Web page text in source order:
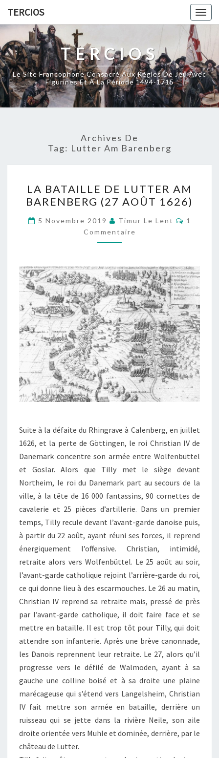
content
TERCIOS
TERCIOS
Le Site Francophone Consacré Aux Règles De Jeu Avec
Figurines Et À La Période 1494-1715
Archives De
Tag: Lutter Am Barenberg
BATAILLE
DE
LUTTER
AM
BARENBERG
AOÛT
1626)
LA BATAILLE DE LUTTER AM
BARENBERG (27 AOÛT 1626)
5 Novembre 2019 Timur Le Lent
1
Commentaire
Suite à la défaite du Rhingrave à Calenberg, en juillet
1626, et la perte de Göttingen, le roi Christian IV de
Danemark concentre son armée entre Wolfenbüttel
et Goslar. Alors que Tilly met le siège devant
Northeim, le roi du Danemark part au secours de la
ville, à la tête de 16 000 fantassins, 90 cornettes de
cavalerie et 25 pièces d’artillerie. Dans un premier
temps, Tilly recule devant l’avant-garde danoise puis,
à partir du 22 août, ayant réuni ses forces, il reprend
énergiquement l’offensive. Christian, intimidé,
retraite alors vers Wolfenbüttel. Le 25 août au soir,
l’avant-garde catholique rejoint l’arrière-garde du roi,
ce qui donne lieu à des escarmouches. Le 26 au matin,
Christian IV reprend sa retraite mais, pressé de près
par l’avant-garde catholique, il doit faire face et se
mettre en bataille. Il est trop tôt pour Tilly, qui doit
attendre son infanterie. Après une brève canonnade,
les Danois reprennent leur retraite. Le 27, alors qu’il
progresse vers le défilé de Walmoden, ayant à sa
gauche une colline boisé et à sa droite une plaine
marécageuse qui s’étend vers Langelsheim, Christian
IV fait mettre son armée en bataille, derrière un
ruisseau qui se jette dans la rivière Neile, son aile
droite orientée vers Muhle et dominée, derrière, par le
château de Lutter.